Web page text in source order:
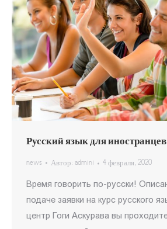
Русский язык для иностранцев
news Автор: admini 4 февраля, 2020
Время говорить по-русски!
подаче заявки на курс русского
центр Гоги Аскурава вы